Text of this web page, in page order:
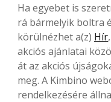
Ha egyebet is
rá bármelyik boltra
körülnézhet a(z) Hír,
akciós ajánlatai
át az akciós
meg. A Kimbino
rendelkezésére